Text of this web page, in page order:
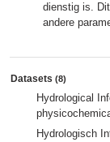
dienstig is.
andere
Datasets (8)
Hydrological
Hydrologisch